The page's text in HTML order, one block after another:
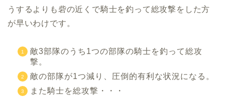
うするよりも砦の近くで騎士を釣って総攻撃をした方
が早いわけです。
敵3部隊のうち1つの部隊の騎士を釣って総攻
撃。
敵の部隊が1つ減り、圧倒的有利な状況になる。
また騎士を総攻撃・・・